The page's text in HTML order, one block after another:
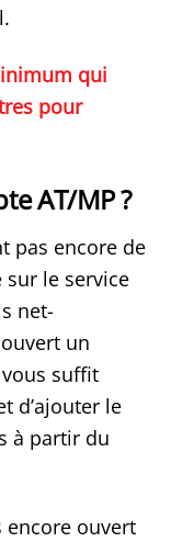
qui
pour
AT/MP ?
pas encore de
sur le service
net-
un
suffit
d’ajouter le
à partir du
encore ouvert